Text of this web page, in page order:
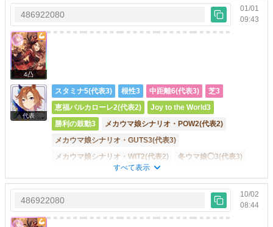
486922080
01/01
09:43
4凸
代表
スタミナ5(代表3) 根性3 中距離6(代表3)
芝3
恵福バルカローレ2(代表2)
Joy to the World3
勝利の鼓動3
メカウマ娘シナリオ・POW2(代表2)
メカウマ娘シナリオ・GUTS3(代表3)
メカウマ娘シナリオ・WIT2(代表2)
冬ウマ娘◯3(代表3)
中距離直線◯6(代表3)
先行直線◯2(代表2)
先行コーナー◯4(代表2)
ウマ好み2(代表2)
地固め2(代表2)
会心の一歩4(代表2)
品行方正6(代表2)
正面突破5(代表2)
克己心2(代表2)
すべて表示
486922080
10/02
08:44